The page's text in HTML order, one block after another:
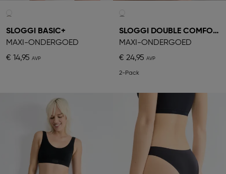
SLOGGI BASIC+
MAXI-ONDERGOED
€ 14,95
SLOGGI DOUBLE COMFORT
MAXI-ONDERGOED
€ 24,95
2-Pack